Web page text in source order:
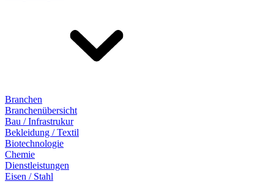
Branchen
Branchenübersicht
Bau / Infrastrukur
Bekleidung / Textil
Biotechnologie
Chemie
Dienstleistungen
Eisen / Stahl